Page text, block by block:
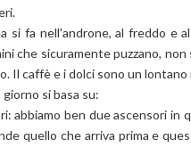
si fa nell'androne, al freddo e
che sicuramente puzzano,
Il caffè e i dolci sono un lontano
si basa su:
abbiamo ben due ascensori
quello che arriva prima e